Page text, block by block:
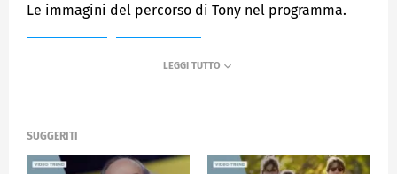
Le immagini del percorso di Tony nel programma.
SUGGERITI